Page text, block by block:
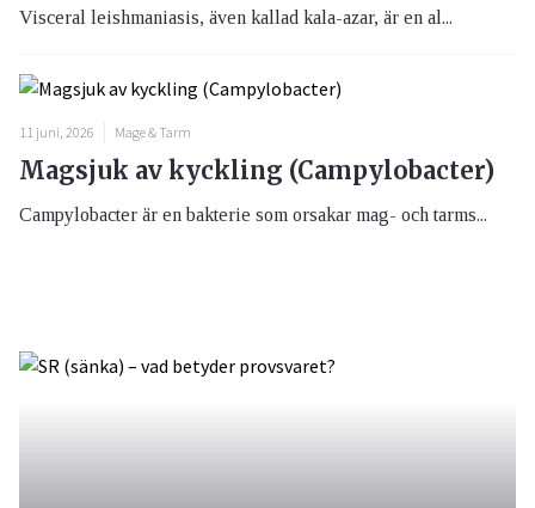
Visceral leishmaniasis, även kallad kala-azar, är en al...
11 juni, 2026 Mage & Tarm
Magsjuk av kyckling (Campylobacter)
Campylobacter är en bakterie som orsakar mag- och tarms...